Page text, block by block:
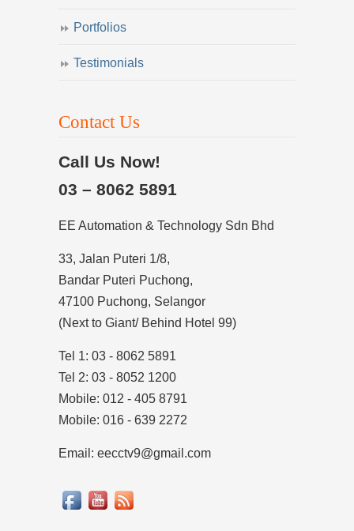
Portfolios
Testimonials
Contact Us
Call Us Now!
03 – 8062 5891
EE Automation & Technology Sdn Bhd
33, Jalan Puteri 1/8,
Bandar Puteri Puchong,
47100 Puchong, Selangor
(Next to Giant/ Behind Hotel 99)
Tel 1: 03 - 8062 5891
Tel 2: 03 - 8052 1200
Mobile: 012 - 405 8791
Mobile: 016 - 639 2272
Email: eecctv9@gmail.com